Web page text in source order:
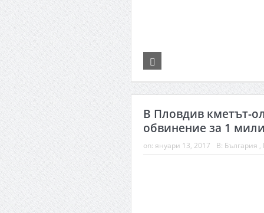
В Пловдив кметът-
обвинение за 1
on: януари 13, 2017 В: България ,